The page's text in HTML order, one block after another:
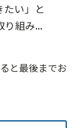
たい」と
り組み...
と最後までお